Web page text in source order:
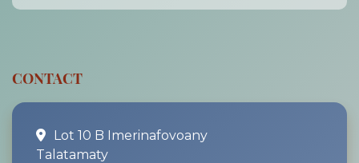
CONTACT
Lot 10 B Imerinafovoany
Talatamaty